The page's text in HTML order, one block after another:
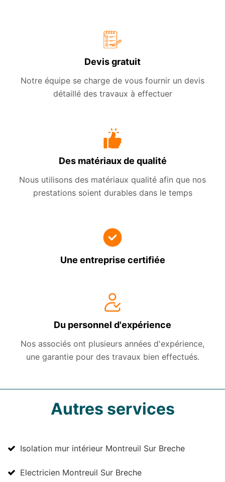
Devis gratuit
Notre équipe se charge de vous fournir un devis
détaillé des travaux à effectuer
Des matériaux de qualité
Nous utilisons des matériaux qualité afin que nos
prestations soient durables dans le temps
Une entreprise certifiée
Du personnel d'expérience
Nos associés ont plusieurs années d'expérience,
une garantie pour des travaux bien effectués.
Autres services
Isolation mur intérieur Montreuil Sur Breche
Electricien Montreuil Sur Breche